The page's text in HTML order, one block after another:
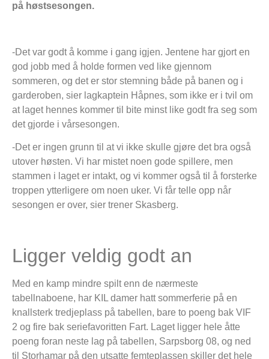
på høstsesongen.
-Det var godt å komme i gang igjen. Jentene har gjort en
god jobb med å holde formen ved like gjennom
sommeren, og det er stor stemning både på banen og i
garderoben, sier lagkaptein Håpnes, som ikke er i tvil om
at laget hennes kommer til bite minst like godt fra seg som
det gjorde i vårsesongen.
-Det er ingen grunn til at vi ikke skulle gjøre det bra også
utover høsten. Vi har mistet noen gode spillere, men
stammen i laget er intakt, og vi kommer også til å forsterke
troppen ytterligere om noen uker. Vi får telle opp når
sesongen er over, sier trener Skasberg.
Ligger veldig godt an
Med en kamp mindre spilt enn de nærmeste
tabellnaboene, har KIL damer hatt sommerferie på en
knallsterk tredjeplass på tabellen, bare to poeng bak VIF
2 og fire bak seriefavoritten Fart. Laget ligger hele åtte
poeng foran neste lag på tabellen, Sarpsborg 08, og ned
til Storhamar på den utsatte femteplassen skiller det hele